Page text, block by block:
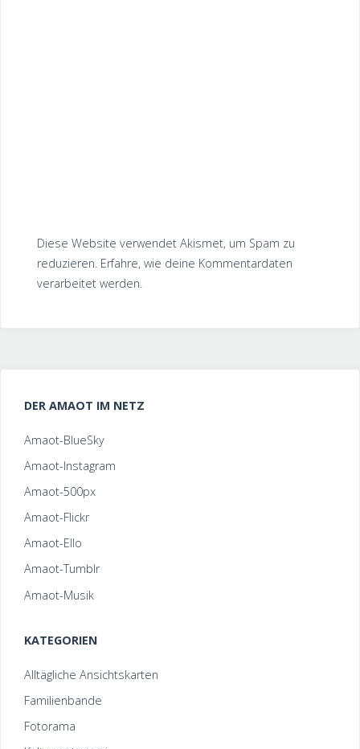
Diese Website verwendet Akismet, um Spam zu
reduzieren. Erfahre, wie deine Kommentardaten
verarbeitet werden.
DER AMAOT IM NETZ
Amaot-BlueSky
Amaot-Instagram
Amaot-500px
Amaot-Flickr
Amaot-Ello
Amaot-Tumblr
Amaot-Musik
KATEGORIEN
Alltägliche Ansichtskarten
Familienbande
Fotorama